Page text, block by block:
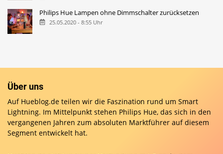
Philips Hue Lampen ohne Dimmschalter zurücksetzen
25.05.2020 - 8:55 Uhr
Über uns
Auf Hueblog.de teilen wir die Faszination rund um Smart
Lightning. Im Mittelpunkt stehen Philips Hue, das sich in den
vergangenen Jahren zum absoluten Marktführer auf diesem
Segment entwickelt hat.